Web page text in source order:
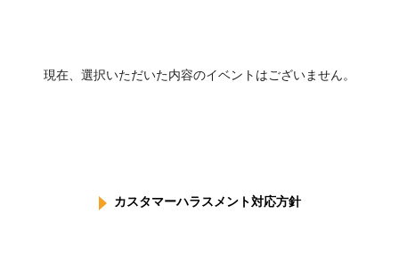
現在、選択いただいた内容のイベントはございません。
カスタマーハラスメント対応方針